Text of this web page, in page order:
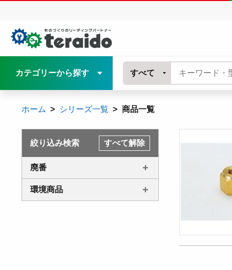
カテゴリーから探す すべて
ホーム シリーズ一覧 商品一覧
絞り込み検索 すべて解除
廃番
環境商品